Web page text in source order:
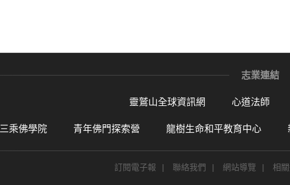
志業連結
靈鷲山全球資訊網 心道法師
三乘佛學院 青年佛門探索營 龍樹生命和平教育中心
訂閱電子報 | 聯絡我們 | 網站導覽 | 相